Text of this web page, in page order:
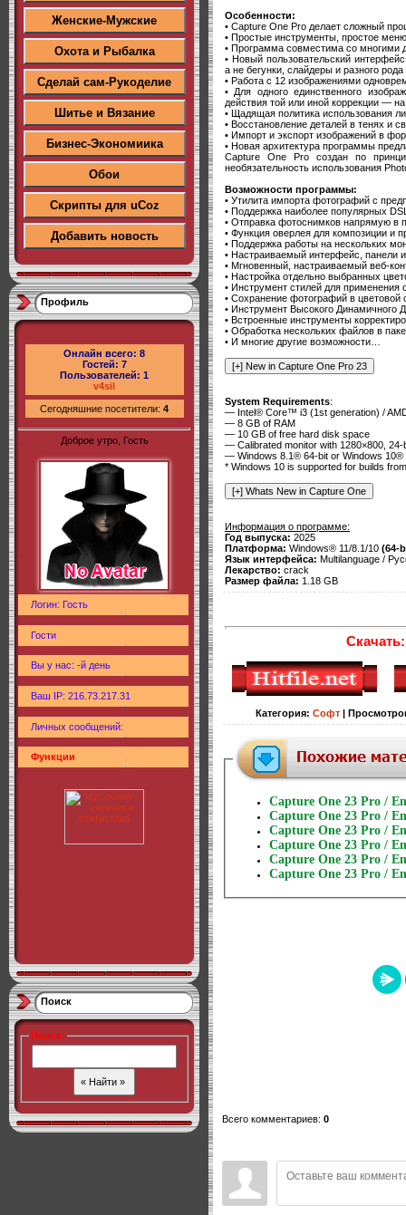
Женские-Мужские
Охота и Рыбалка
Сделай сам-Рукоделие
Шитье и Вязание
Бизнес-Экономиика
Обои
Скрипты для uCoz
Добавить новость
Профиль
Онлайн всего: 8
Гостей: 7
Пользователей: 1
v4sil
Сегодняшние посетители: 4
Доброе утро, Гость
Логин: Гость
Гости
Вы у нас: -й день
Ваш IP: 216.73.217.31
Личных сообщений:
Функции
Поиск
Поиск:
Особенности:
• Capture One Pro делает сложный
• Простые инструменты, простое
• Программа совместима со многими
• Новый пользовательский
а не бегунки, слайдеры и разного
• Работа с 12 изображениями
• Для одного единственного
действия той или иной коррекции —
• Щадящая политика использования
• Восстановление деталей в тенях и
• Импорт и экспорт изображений в
• Новая архитектура программы
Capture One Pro создан по
необязательность использования
Возможности программы:
• Утилита импорта фотографий с
• Поддержка наиболее популярных
• Отправка фотоснимков напрямую в
• Функция оверлея для композиции и
• Поддержка работы на нескольких
• Настраиваемый интерфейс, панели
• Мгновенный, настраиваемый веб-
• Настройка отдельно выбранных
• Инструмент стилей для
• Сохранение фотографий в цветовой
• Инструмент Высокого Динамичного
• Встроенные инструменты
• Обработка нескольких файлов в
• И многие другие возможности…
System Requirements:
— Intel® Core™ i3 (1st generation) /
— 8 GB of RAM
— 10 GB of free hard disk space
— Calibrated monitor with 1280×800, 24-
— Windows 8.1® 64-bit or Windows 10®
* Windows 10 is supported for builds
Информация о программе:
Год выпуска: 2025
Платформа: Windows® 11/8.1/10 (64-
Язык интерфейса: Multilanguage /
Лекарство: crack
Размер файла: 1.18 GB
Скачать:
Категория: Софт
Capture One 23 Pro /
Capture One 23 Pro /
Capture One 23 Pro /
Capture One 23 Pro /
Capture One 23 Pro /
Capture One 23 Pro /
Всего комментариев: 0